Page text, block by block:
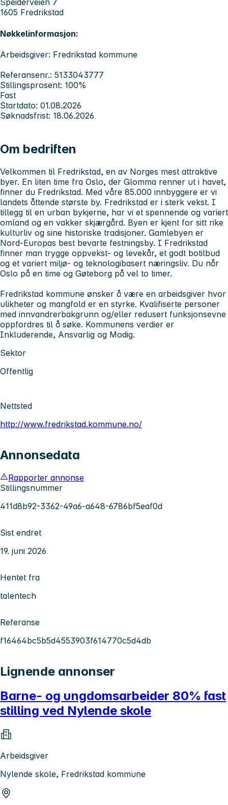
Speiderveien 7
1605 Fredrikstad
Nøkkelinformasjon:
Arbeidsgiver: Fredrikstad kommune
Referansenr.: 5133043777
Stillingsprosent: 100%
Fast
Startdato: 01.08.2026
Søknadsfrist: 18.06.2026
Om bedriften
Velkommen til Fredrikstad, en av Norges mest attraktive
byer. En liten time fra Oslo, der Glomma renner ut i havet,
finner du Fredrikstad. Med våre 85.000 innbyggere er vi
landets åttende største by. Fredrikstad er i sterk vekst. I
tillegg til en urban bykjerne, har vi et spennende og variert
omland og en vakker skjærgård. Byen er kjent for sitt rike
kulturliv og sine historiske tradisjoner. Gamlebyen er
Nord-Europas best bevarte festningsby. I Fredrikstad
finner man trygge oppvekst- og levekår, et godt botilbud
og et variert miljø- og teknologibasert næringsliv. Du når
Oslo på en time og Gøteborg på vel to timer.
Fredrikstad kommune ønsker å være en arbeidsgiver hvor
ulikheter og mangfold er en styrke. Kvalifiserte personer
med innvandrerbakgrunn og/eller redusert funksjonsevne
oppfordres til å søke. Kommunens verdier er
Inkluderende, Ansvarlig og Modig.
Sektor
Offentlig
Nettsted
http://www.fredrikstad.kommune.no/
Annonsedata
Rapporter annonse
Stillingsnummer
411d8b92-3362-49a6-a648-6786bf5eaf0d
Sist endret
19. juni 2026
Hentet fra
talentech
Referanse
f16464bc5b5d4553903f614770c5d4db
Lignende annonser
Barne- og ungdomsarbeider 80% fast
stilling ved Nylende skole
Arbeidsgiver
Nylende skole, Fredrikstad kommune